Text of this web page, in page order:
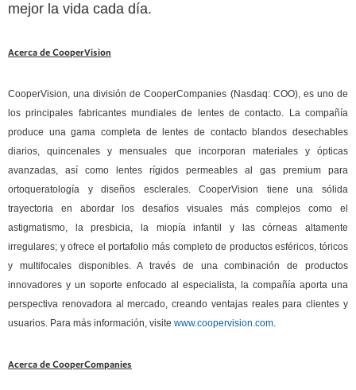
mejor la vida cada día.
Acerca de CooperVision
CooperVision, una división de CooperCompanies (Nasdaq: COO), es uno de
los principales fabricantes mundiales de lentes de contacto. La compañía
produce una gama completa de lentes de contacto blandos desechables
diarios, quincenales y mensuales que incorporan materiales y ópticas
avanzadas, así como lentes rígidos permeables al gas premium para
ortoqueratología y diseños esclerales. CooperVision tiene una sólida
trayectoria en abordar los desafíos visuales más complejos como el
astigmatismo, la presbicia, la miopía infantil y las córneas altamente
irregulares; y ofrece el portafolio más completo de productos esféricos, tóricos
y multifocales disponibles. A través de una combinación de productos
innovadores y un soporte enfocado al especialista, la compañía aporta una
perspectiva renovadora al mercado, creando ventajas reales para clientes y
usuarios. Para más información, visite www.coopervision.com.
Acerca de CooperCompanies